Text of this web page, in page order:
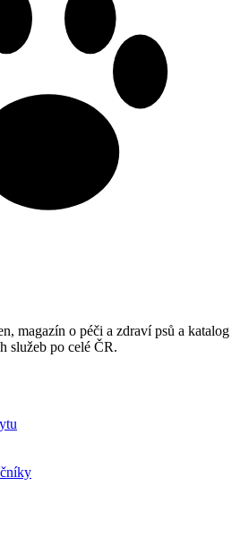
magazín o péči a zdraví psů a katalog
služeb po celé ČR.